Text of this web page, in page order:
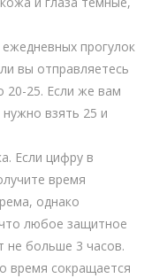
прогулок
вы отправляетесь
20-25. Если же вам
взять 25 и
Если цифру в
время
однако
любое защитное
не больше 3 часов.
время сокращается